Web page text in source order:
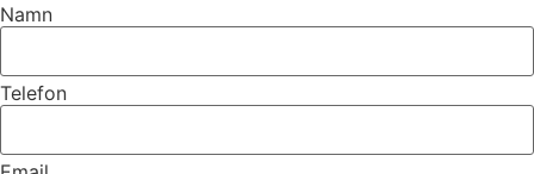
Namn
Telefon